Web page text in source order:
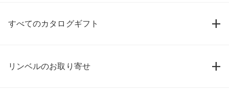
すべてのカタログギフト
リンベルのお取り寄せ